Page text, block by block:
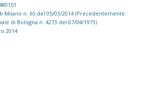
Milano n. 65 del 05/03/2014 (Precedentemente
di Bologna n. 4273 del 07/04/1973)
2014